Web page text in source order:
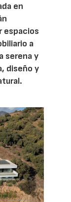
en
espacios
a
serena y
diseño y